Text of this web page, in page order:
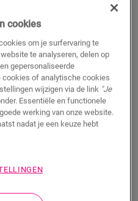
NEVENPBLACK
cookies
om je surfervaring te
te analyseren, delen op
gepersonaliseerde
cookies of analytische cookies
wijzigen via de link "Je
Essentiële en functionele
werking van onze website.
nadat je een keuze hebt